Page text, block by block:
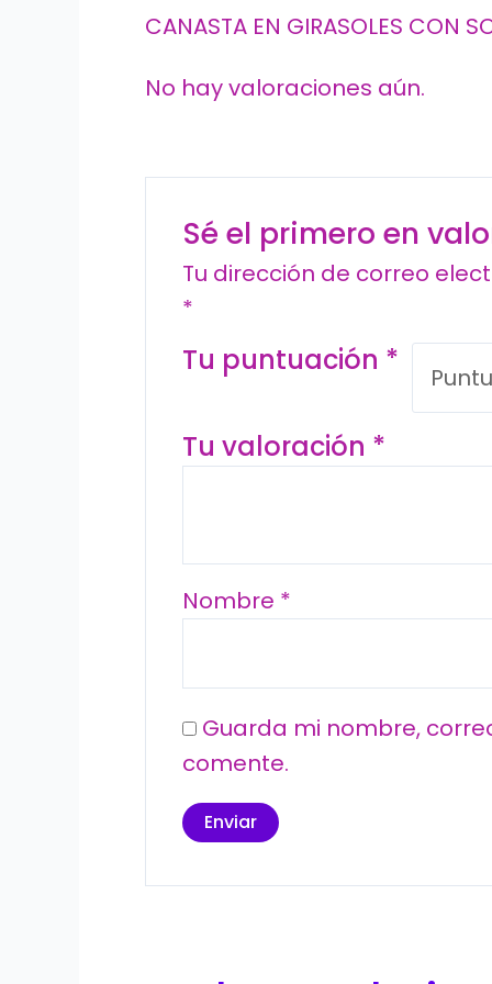
CANASTA EN GIRASOLES CON
No hay valoraciones aún.
Sé el primero en
Tu dirección de correo
*
Tu puntuación *
Tu valoración *
Nombre *
Guarda mi nombre,
comente.